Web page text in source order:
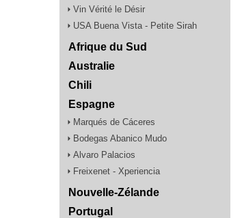
Vin Vérité le Désir
USA Buena Vista - Petite Sirah
Afrique du Sud
Australie
Chili
Espagne
Marqués de Cáceres
Bodegas Abanico Mudo
Alvaro Palacios
Freixenet - Xperiencia
Nouvelle-Zélande
Portugal